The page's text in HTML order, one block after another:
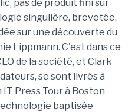
pas de produit fini sur
singulière, brevetée,
sur une découverte du
Lippmann. C'est dans ce
de la société, et Clark
se sont livrés à
Press Tour à Boston
baptisée